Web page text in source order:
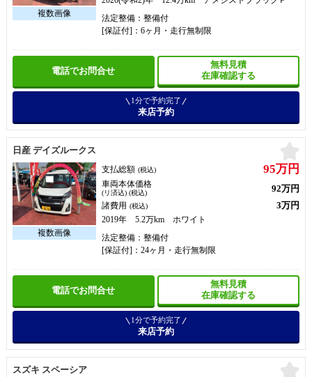
法定整備：整備付
[保証付]：6ヶ月・走行無制限
電話でお問合せ
無料見積
在庫確認する
1分で予約完了
来店予約
日産 デイズルークス
支払総額 (税込) 95万円
車両本体価格
(リ済込) (税込) 92万円
諸費用 (税込) 3万円
2019年 5.2万km ホワイト
法定整備：整備付
[保証付]：24ヶ月・走行無制限
電話でお問合せ
無料見積
在庫確認する
1分で予約完了
来店予約
スズキ スペーシア